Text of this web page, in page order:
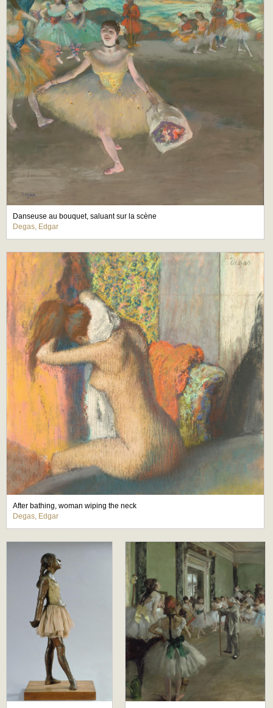
Danseuse au bouquet, saluant sur la scène
Degas, Edgar
After bathing, woman wiping the neck
Degas, Edgar